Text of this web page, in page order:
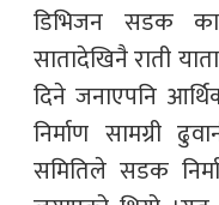
डिभिजन सडक
सातादेखिनै राती
दिने जनाएपनि
निर्माण सामग्री
समितिले सडक